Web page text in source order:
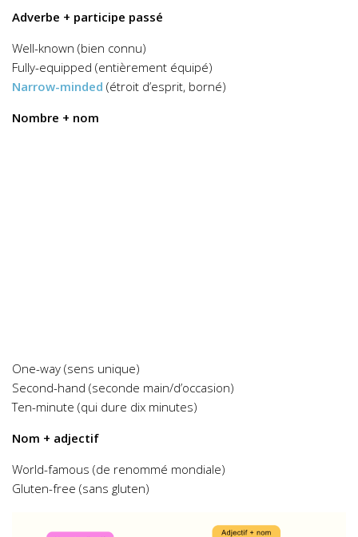
Adverbe + participe passé
Well-known (bien connu)
Fully-equipped (entièrement équipé)
Narrow-minded (étroit d’esprit, borné)
Nombre + nom
One-way (sens unique)
Second-hand (seconde main/d’occasion)
Ten-minute (qui dure dix minutes)
Nom + adjectif
World-famous (de renommé mondiale)
Gluten-free (sans gluten)